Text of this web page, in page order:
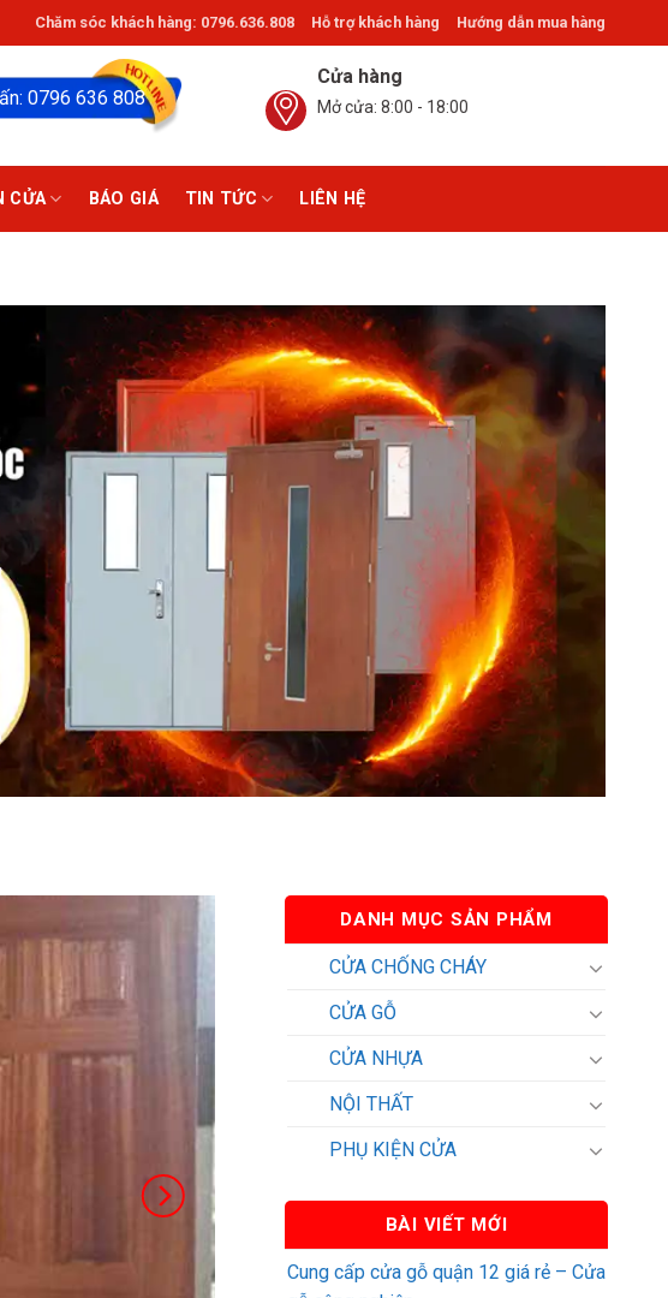
Gò Vấp, Thủ Đức. ®Giathinhdoor.com
Chăm sóc khách hàng: 0796.636.808 Hỗ trợ khách hàng Hướng dẫn mua hàng
0796 636 808
Cửa hàng
Mở cửa: 8:00 - 18:00
CỬA BÁO GIÁ TIN TỨC LIÊN HỆ
DANH MỤC SẢN PHẨM
CỬA CHỐNG CHÁY
CỬA GỖ
CỬA NHỰA
NỘI THẤT
PHỤ KIỆN CỬA
BÀI VIẾT MỚI
Cung cấp cửa gỗ quận 12 giá rẻ – Cửa